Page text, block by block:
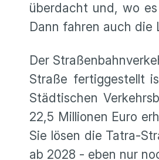
überdacht und, wo
Dann fahren auch die
Der
Straße fertiggestellt
Städtischen
22,5 Millionen Euro
Sie lösen die Tatra-
ab 2028 - eben nur